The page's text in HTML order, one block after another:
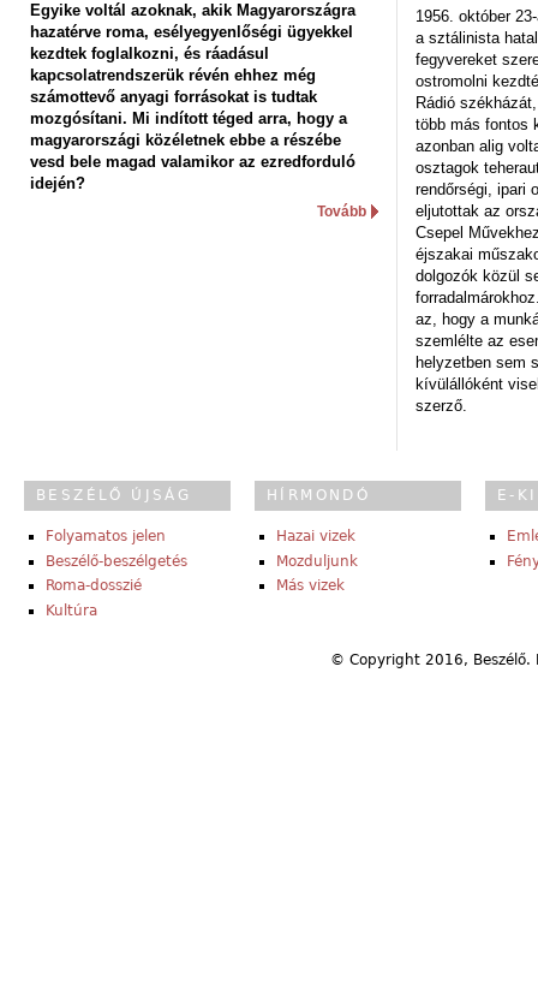
Egyike voltál azoknak, akik Magyarországra
hazatérve roma, esélyegyenlőségi ügyekkel
kezdtek foglalkozni, és ráadásul
kapcsolatrendszerük révén ehhez még
számottevő anyagi forrásokat is tudtak
mozgósítani. Mi indított téged arra, hogy a
magyarországi közéletnek ebbe a részébe
vesd bele magad valamikor az ezredforduló
idején?
Tovább
1956. október
a sztálinista
fegyvereket
ostromolni
Rádió
több más fontos
azonban alig
osztagok
rendőrségi, ipari
eljutottak az
Csepel
éjszakai
dolgozók közül
az, hogy a
szemlélte az
helyzetben sem
kívülállóként
szerző.
BESZÉLŐ ÚJSÁG
Folyamatos jelen
Beszélő-beszélgetés
Roma-dosszié
Kultúra
HÍRMONDÓ
Hazai vizek
Mozduljunk
Más vizek
E-
© Copyright 2016,